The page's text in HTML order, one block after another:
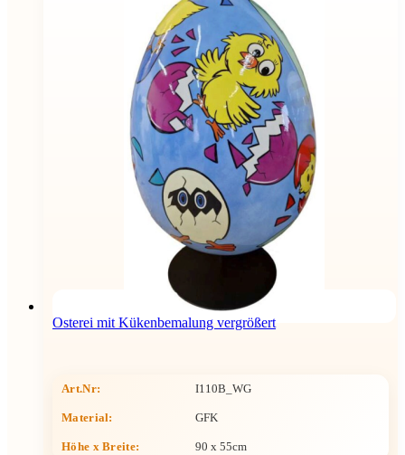
Osterei mit Kükenbemalung vergrößert
Art.Nr: I110B_WG
Material: GFK
Höhe x Breite: 90 x 55cm